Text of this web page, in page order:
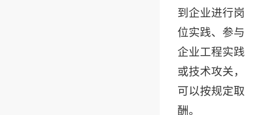
到企业进行岗
位实践、参与
企业工程实践
或技术攻关，
可以按规定取
酬。